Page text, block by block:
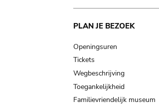
Main
navigation
PLAN JE BEZOEK
Openingsuren
Tickets
Wegbeschrijving
Toegankelijkheid
Familievriendelijk museum